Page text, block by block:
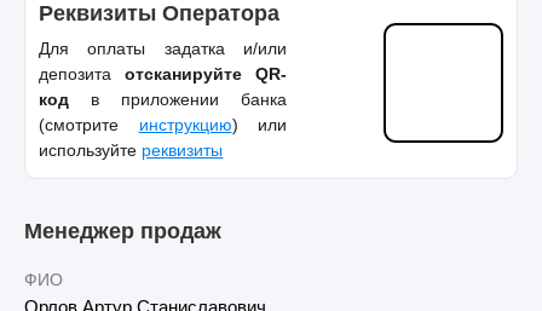
Реквизиты Оператора
Для оплаты задатка и/или
депозита отсканируйте QR-
код в приложении банка
(смотрите инструкцию) или
используйте реквизиты
Менеджер продаж
ФИО
Орлов Артур Станиславович